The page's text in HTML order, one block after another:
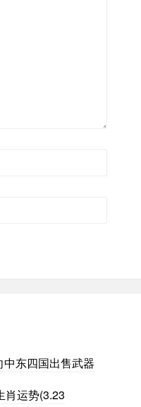
东四国出售武器
肖运势(3.23